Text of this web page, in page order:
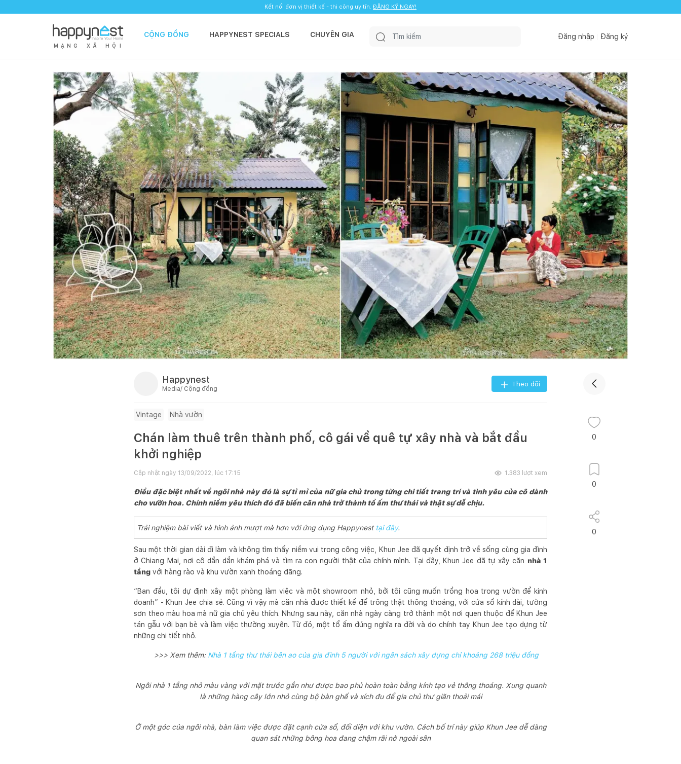
Kết nối đơn vị thiết kế - thi công uy tín. ĐĂNG KÝ NGAY!
M Ạ N G X Ã H Ộ I
CỘNG ĐỒNG HAPPYNEST SPECIALS CHUYÊN GIA Đăng nhập Đăng ký
Happynest
Media/ Cộng đồng
Theo dõi
Vintage Nhà vườn
Chán làm thuê trên thành phố, cô gái về quê tự xây nhà và bắt đầu
khởi nghiệp
Cập nhật ngày 13/09/2022, lúc 17:15 1.383 lượt xem
Điều đặc biệt nhất về ngôi nhà này đó là sự tỉ mỉ của nữ gia chủ trong từng chi tiết trang trí và tình yêu của cô dành
cho vườn hoa. Chính niềm yêu thích đó đã biến căn nhà trở thành tổ ấm thư thái và thật sự dễ chịu.
Trải nghiệm bài viết và hình ảnh mượt mà hơn với ứng dụng Happynest tại đây.
Sau một thời gian dài đi làm và không tìm thấy niềm vui trong công việc, Khun Jee đã quyết định trở về sống cùng gia đình
ở Chiang Mai, nơi cô dần dần khám phá và tìm ra con người thật của chính mình. Tại đây, Khun Jee đã tự xây căn nhà 1
tầng với hàng rào và khu vườn xanh thoáng đãng.
“Ban đầu, tôi dự định xây một phòng làm việc và một showroom nhỏ, bởi tôi cũng muốn trồng hoa trong vườn để kinh
doanh” - Khun Jee chia sẻ. Cũng vì vậy mà căn nhà được thiết kế để trông thật thông thoáng, với cửa sổ kính dài, tường
sơn theo màu hoa mà nữ gia chủ yêu thích. Nhưng sau này, căn nhà ngày càng trở thành một nơi quen thuộc để Khun Jee
tán gẫu với bạn bè và làm việc thường xuyên. Từ đó, một tổ ấm đúng nghĩa ra đời và do chính tay Khun Jee tạo dựng từ
những chi tiết nhỏ.
>>> Xem thêm: Nhà 1 tầng thư thái bên ao của gia đình 5 người với ngân sách xây dựng chỉ khoảng 268 triệu đồng
Ngôi nhà 1 tầng nhỏ màu vàng với mặt trước gần như được bao phủ hoàn toàn bằng kính tạo vẻ thông thoáng. Xung quanh
là những hàng cây lớn nhỏ cùng bộ bàn ghế và xích đu để gia chủ thư giãn thoải mái
Ở một góc của ngôi nhà, bàn làm việc được đặt cạnh cửa sổ, đối diện với khu vườn. Cách bố trí này giúp Khun Jee dễ dàng
quan sát những bông hoa đang chậm rãi nở ngoài sân
0
0
0